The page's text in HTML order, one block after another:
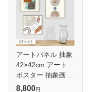
アートパネル 抽象
42×42cm アート
ポスター 抽象画 モ
ダン 北欧 現代 ア
8,800円